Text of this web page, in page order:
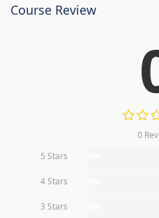
Course Review
0
5 Stars
4 Stars
3 Stars